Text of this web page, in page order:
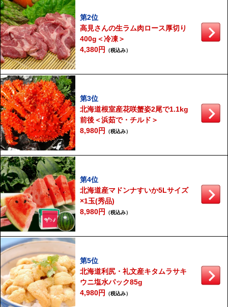
第2位
高見さんの生ラム肉ロース厚切り
400g＜冷凍＞
4,380円
（税込み）
第3位
北海道根室産花咲蟹姿2尾で1.1kg
前後＜浜茹で・チルド＞
8,980円
（税込み）
第4位
北海道産マドンナすいか5Lサイズ
×1玉(秀品)
8,980円
（税込み）
第5位
北海道利尻・礼文産キタムラサキ
ウニ塩水パック85g
4,980円
（税込み）